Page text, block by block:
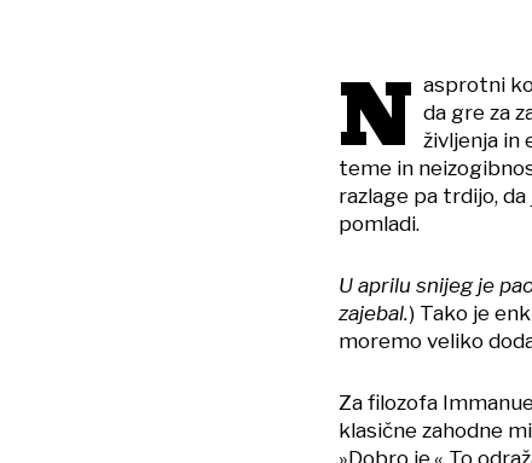
N asprotni
da gre za
življenja in
teme in
razlage pa trdijo,
pomladi.
U aprilu snijeg je
zajebal.) Tako je
moremo veliko
Za filozofa
klasične zahodne
»Dobro je.« To